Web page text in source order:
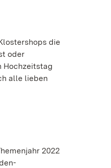
die
oder
Hochzeitstag
alle lieben
2022